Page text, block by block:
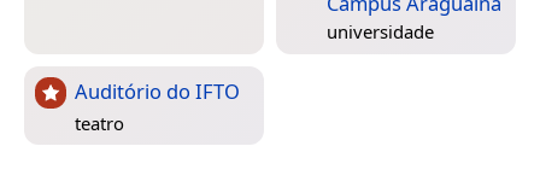
universidade
Auditório do IFTO
teatro